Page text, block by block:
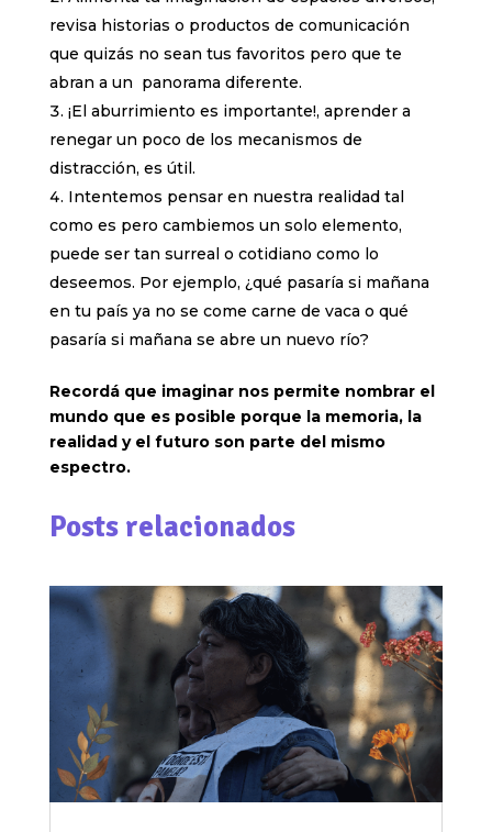
revisa historias o productos de comunicación
que quizás no sean tus favoritos pero que te
abran a un panorama diferente.
¡El aburrimiento es importante!, aprender a
renegar un poco de los mecanismos de
distracción, es útil.
Intentemos pensar en nuestra realidad tal
como es pero cambiemos un solo elemento,
puede ser tan surreal o cotidiano como lo
deseemos. Por ejemplo, ¿qué pasaría si mañana
en tu país ya no se come carne de vaca o qué
pasaría si mañana se abre un nuevo río?
Recordá que imaginar nos permite nombrar el
mundo que es posible porque la memoria, la
realidad y el futuro son parte del mismo
espectro.
Posts relacionados